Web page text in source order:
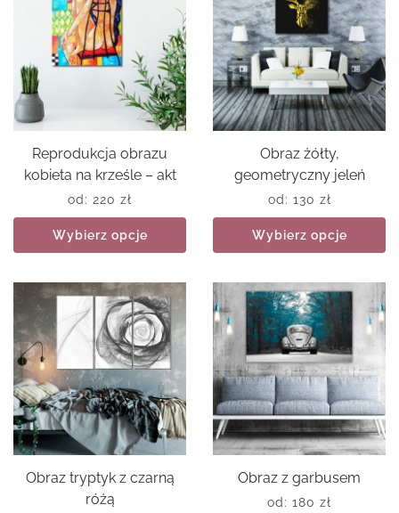
Reprodukcja obrazu
kobieta na krześle – akt
od: 220 zł
Wybierz opcje
Obraz żółty,
geometryczny jeleń
od: 130 zł
Wybierz opcje
Obraz tryptyk z czarną
różą
Obraz z garbusem
od: 180 zł